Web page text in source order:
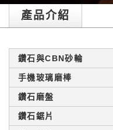
產品介紹
鑽石與CBN砂輪
手機玻璃磨棒
鑽石磨盤
鑽石鋸片